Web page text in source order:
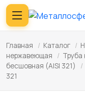
Главная / Каталог /
нержавеющая
/ Труба
бесшовная (AISI 321)
/
321